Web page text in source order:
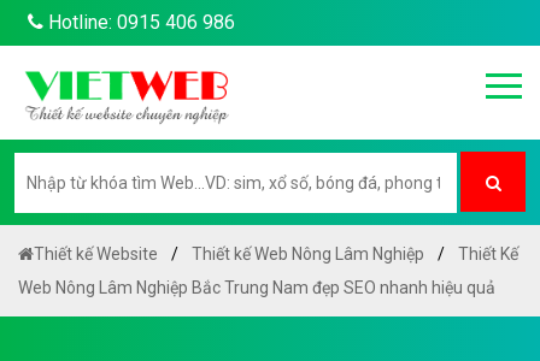
Hotline: 0915 406 986
Thiết kế Website Thiết kế Web Nông Lâm Nghiệp
Thiết Kế
Web Nông Lâm Nghiệp Bắc Trung Nam đẹp SEO nhanh hiệu quả